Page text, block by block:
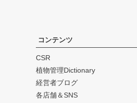
コンテンツ
CSR
植物管理Dictionary
経営者ブログ
各店舗＆SNS